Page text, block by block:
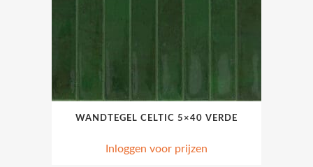
WANDTEGEL CELTIC 5×40 VERDE
Inloggen voor prijzen